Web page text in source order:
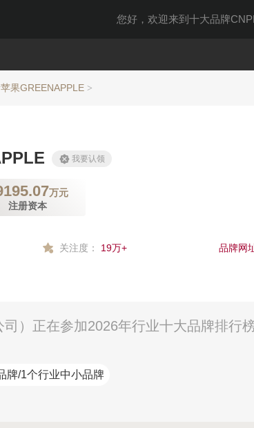
您好，欢迎来到十大品牌
果GREENAPPLE >
我要认领
万元
注册资本
关注度： 19万+ 品牌网
）正在参加2026年行业十大品牌排行
牌/1个行业中小品牌